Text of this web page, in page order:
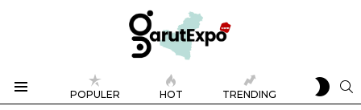
POPULER HOT TRENDING
SKIN